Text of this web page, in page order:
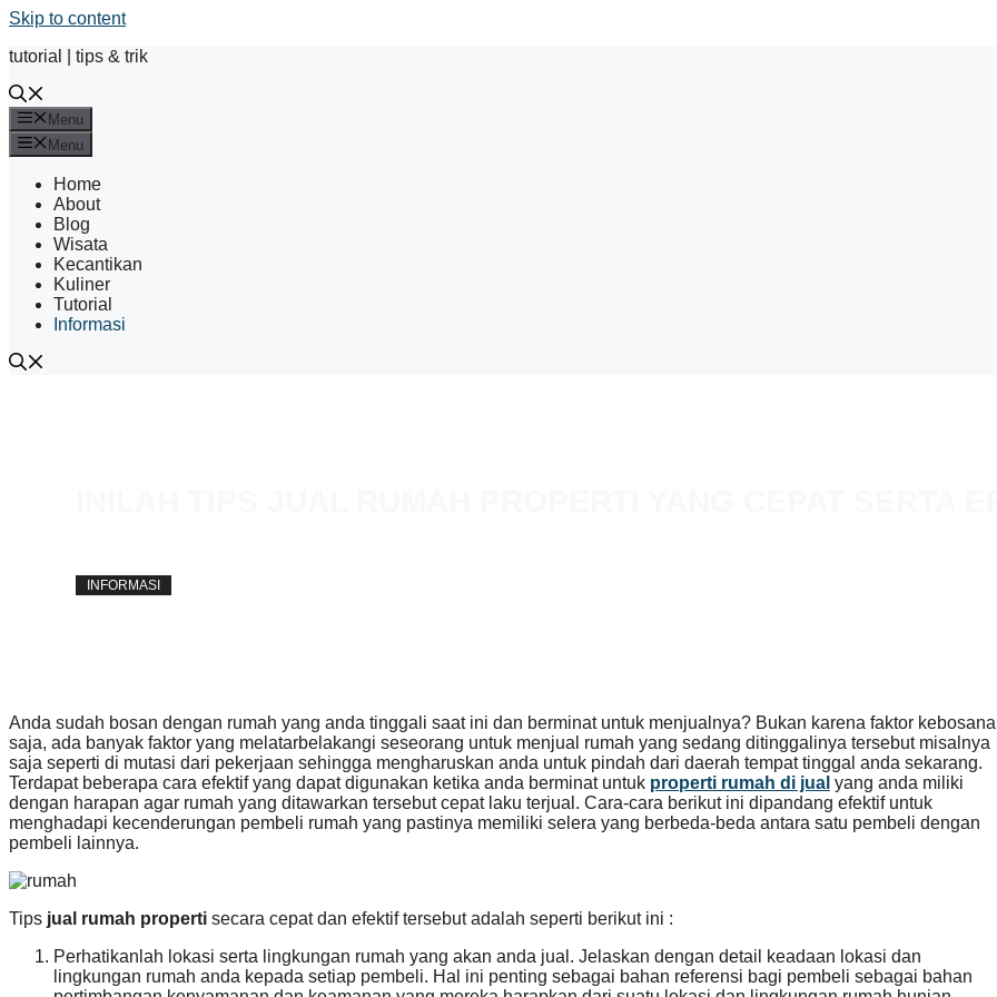
Skip to content
tutorial | tips & trik
Menu
Menu
Home
About
Blog
Wisata
Kecantikan
Kuliner
Tutorial
Informasi
INFORMASI
Anda sudah bosan dengan rumah yang anda tinggali saat ini dan berminat untuk menjualnya? Bukan karena faktor
saja, ada banyak faktor yang melatarbelakangi seseorang untuk menjual rumah yang sedang ditinggalinya tersebut misalnya
saja seperti di mutasi dari pekerjaan sehingga mengharuskan anda untuk pindah dari daerah tempat tinggal anda sekarang.
Terdapat beberapa cara efektif yang dapat digunakan ketika anda berminat untuk properti rumah di jual yang anda miliki
dengan harapan agar rumah yang ditawarkan tersebut cepat laku terjual. Cara-cara berikut ini dipandang efektif untuk
menghadapi kecenderungan pembeli rumah yang pastinya memiliki selera yang berbeda-beda antara satu pembeli dengan
pembeli lainnya.
Tips jual rumah properti secara cepat dan efektif tersebut adalah seperti berikut ini :
Perhatikanlah lokasi serta lingkungan rumah yang akan anda jual. Jelaskan dengan detail keadaan lokasi dan
lingkungan rumah anda kepada setiap pembeli. Hal ini penting sebagai bahan referensi bagi pembeli sebagai bahan